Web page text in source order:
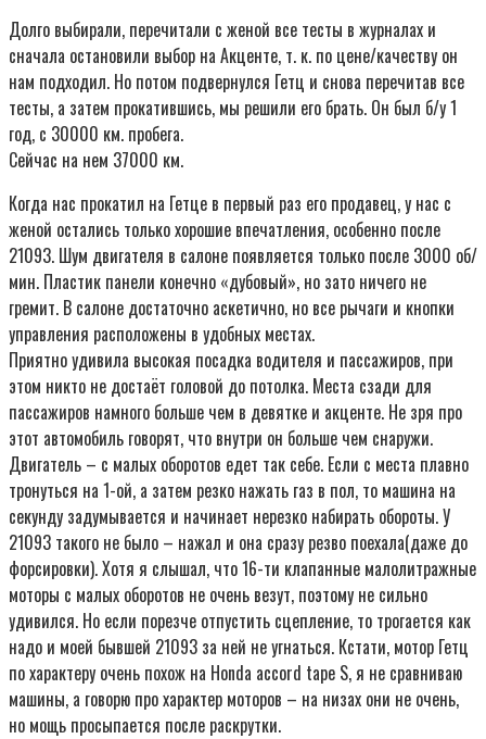
Долго выбирали, перечитали с женой все тесты в журналах и
сначала остановили выбор на Акценте, т. к. по цене/качеству он
нам подходил. Но потом подвернулся Гетц и снова перечитав все
тесты, а затем прокатившись, мы решили его брать. Он был б/у 1
год, с 30000 км. пробега.
Сейчас на нем 37000 км.
Когда нас прокатил на Гетце в первый раз его продавец, у нас с
женой остались только хорошие впечатления, особенно после
21093. Шум двигателя в салоне появляется только после 3000 об/
мин. Пластик панели конечно «дубовый», но зато ничего не
гремит. В салоне достаточно аскетично, но все рычаги и кнопки
управления расположены в удобных местах.
Приятно удивила высокая посадка водителя и пассажиров, при
этом никто не достаёт головой до потолка. Места сзади для
пассажиров намного больше чем в девятке и акценте. Не зря про
этот автомобиль говорят, что внутри он больше чем снаружи.
Двигатель – с малых оборотов едет так себе. Если с места плавно
тронуться на 1-ой, а затем резко нажать газ в пол, то машина на
секунду задумывается и начинает нерезко набирать обороты. У
21093 такого не было – нажал и она сразу резво поехала(даже до
форсировки). Хотя я слышал, что 16-ти клапанные малолитражные
моторы с малых оборотов не очень везут, поэтому не сильно
удивился. Но если порезче отпустить сцепление, то трогается как
надо и моей бывшей 21093 за ней не угнаться. Кстати, мотор Гетц
по характеру очень похож на Honda accord tape S, я не сравниваю
машины, а говорю про характер моторов – на низах они не очень,
но мощь просыпается после раскрутки.